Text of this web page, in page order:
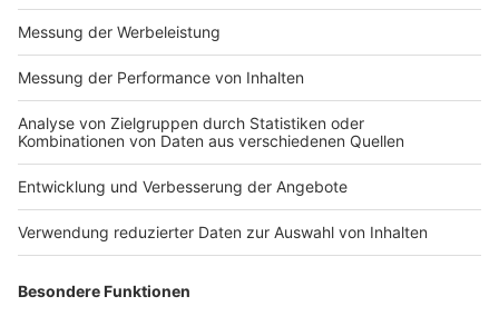
Impressum
Nutzungsbedingungen
Jobs
Presse
Werben
Archiv
Kontakt
Studio-Hotline
Verkehrs-Hotline
Newsletter